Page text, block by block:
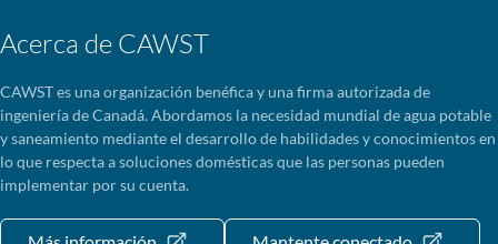
Acerca de CAWST
CAWST es una organización benéfica y una firma autorizada de
ingeniería de Canadá. Abordamos la necesidad mundial de agua potable
y saneamiento mediante el desarrollo de habilidades y conocimientos en
lo que respecta a soluciones domésticas que las personas pueden
implementar por su cuenta.